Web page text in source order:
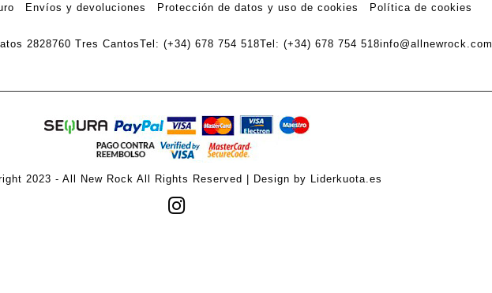
Envíos y devoluciones Protección de datos y uso de cookies Política de cookies
2828760 Tres CantosTel: (+34) 678 754 518Tel: (+34) 678 754 518info@allnewrock.com
2023 - All New Rock All Rights Reserved | Design by Liderkuota.es